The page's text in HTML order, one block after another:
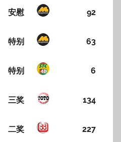
安慰 92
特别 63
特别 6
三奖 134
二奖 227